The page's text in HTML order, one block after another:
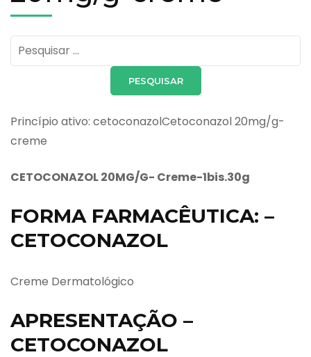
Pesquisar
por:
Princípio ativo: cetoconazolCetoconazol 20mg/g-
creme
CETOCONAZOL20MG/G- Creme-1bis.30g
FORMA FARMACÊUTICA: –
CETOCONAZOL
Creme Dermatológico
APRESENTAÇÃO –
CETOCONAZOL